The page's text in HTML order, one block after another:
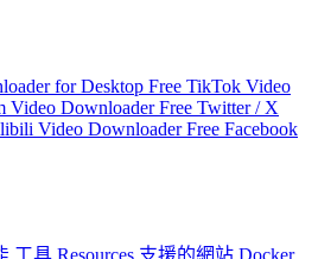
for Desktop Free TikTok Video
Video DownloaderFree Twitter / X
Video DownloaderFree Facebook
工具 Resources 支援的網站 Docker